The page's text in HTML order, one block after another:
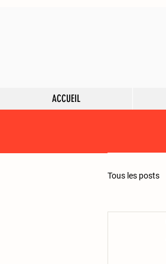
ACCUEIL
Tous les posts